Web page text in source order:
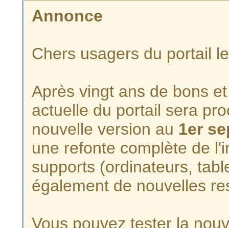
Annonce
Chers usagers du portail
Après vingt ans de bons
actuelle du portail sera
nouvelle version au 1er
une refonte complète de
supports (ordinateurs,
également de nouvelles
Vous pouvez tester la